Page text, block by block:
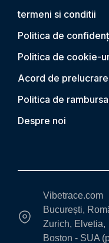
termeni si conditii
Politica de
Politica de cookie-
Acord de
Politica de
Despre noi
Vibetrace.com
București,
Zurich, Elvetia,
Boston - SUA